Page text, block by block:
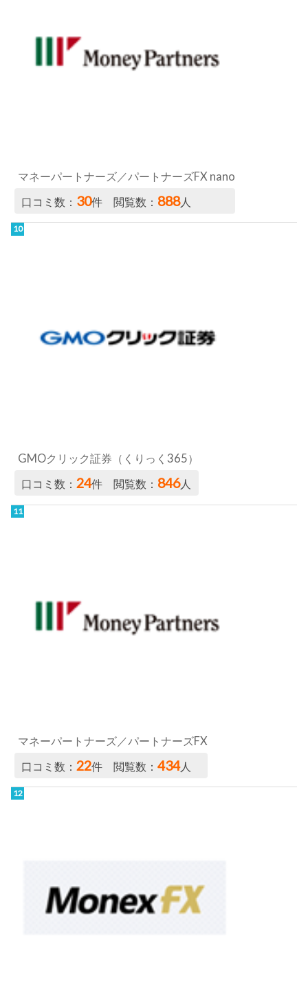
マネーパートナーズ／パートナーズFX nano
口コミ数： 30件 閲覧数： 888人
GMOクリック証券（くりっく365）
口コミ数：24件 閲覧数： 846人
マネーパートナーズ／パートナーズFX
口コミ数：22件 閲覧数：434人